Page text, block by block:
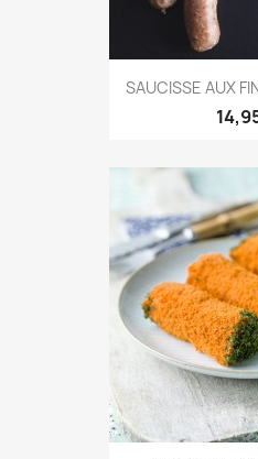
SAUCISSE AUX